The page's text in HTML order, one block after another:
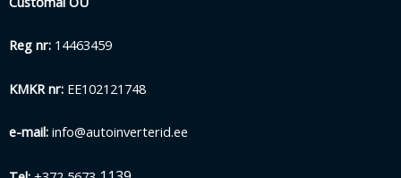
Reg nr: 14463459
KMKR nr: EE102121748
e-mail: info@autoinverterid.ee